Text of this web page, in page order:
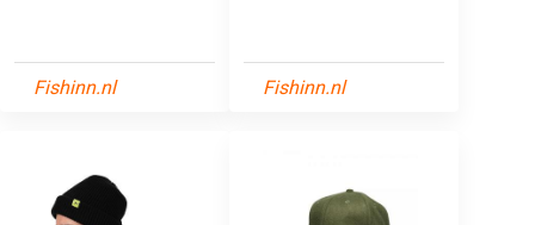
Fishinn.nl Fishinn.nl